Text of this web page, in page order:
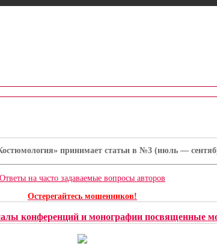
принимает статьи в №3 (июль —
Ответы на часто задаваемые вопросы авторов
Остерегайтесь мошенников!
конференций и монографии посвященные